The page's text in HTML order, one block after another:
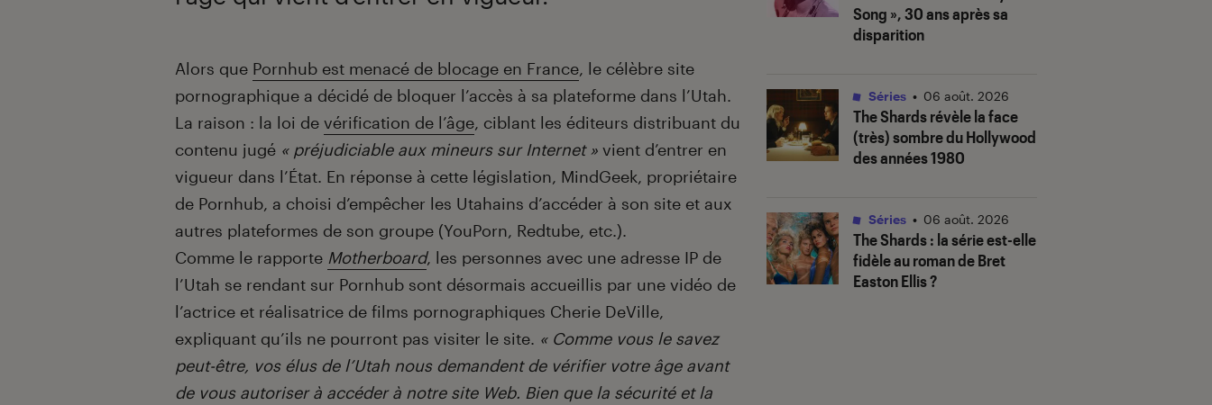
Introduction
Alors que Pornhub est menacé de blocage en France, le célèbre site
pornographique a décidé de bloquer l’accès à sa plateforme dans l’Utah.
La raison : la loi de vérification de l’âge, ciblant les éditeurs distribuant du
contenu jugé « préjudiciable aux mineurs sur Internet » vient d’entrer en
vigueur dans l’État. En réponse à cette législation, MindGeek, propriétaire
de Pornhub, a choisi d’empêcher les Utahains d’accéder à son site et aux
autres plateformes de son groupe (YouPorn, Redtube, etc.).
Comme le rapporte Motherboard, les personnes avec une adresse IP de
l’Utah se rendant sur Pornhub sont désormais accueillis par une vidéo de
l’actrice et réalisatrice de films pornographiques Cherie DeVille,
expliquant qu’ils ne pourront pas visiter le site. « Comme vous le savez
peut-être, vos élus de l’Utah nous demandent de vérifier votre âge avant
de vous autoriser à accéder à notre site Web. Bien que la sécurité et la
Song », 30 ans après sa
disparition
The Shardsrévèle la face
(très) sombre du Hollywood
des années 1980
Séries • 06 août. 2026
The Shards: la série est-elle
fidèle au roman de Bret
Easton Ellis ?
Séries • 06 août. 2026